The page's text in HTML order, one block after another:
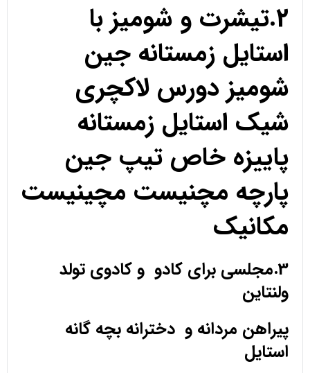
2.تیشرت و شومیز با
استایل زمستانه جین
شومیز دورس لاکچری
شیک استایل زمستانه
پاییزه خاص تیپ جین
پارچه مچنیست مچینیست
مکانیک
3.مجلسی برای کادو و کادوی تولد
ولنتاین
پیراهن مردانه و دخترانه بچه گانه
استایل